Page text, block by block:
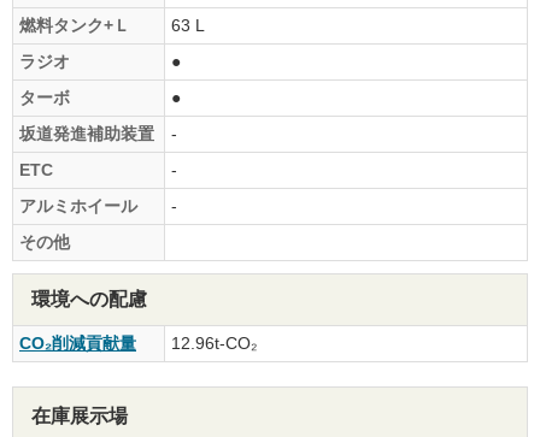
燃料タンク+Ｌ
63 L
ラジオ
●
ターボ
●
坂道発進補助装置
-
ETC
-
アルミホイール
-
その他
環境への配慮
CO₂削減貢献量 12.96t-CO₂
在庫展示場